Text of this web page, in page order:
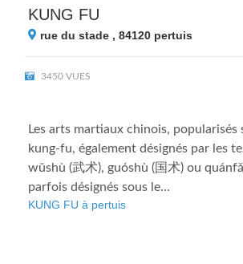
KUNG FU
rue du stade , 84120 pertuis
3450 VUES
Les arts martiaux chinois, popularisés
kung-fu, également désignés par les
wǔshù (武术), guóshù (国术) ou
parfois désignés sous le...
KUNG FU à pertuis